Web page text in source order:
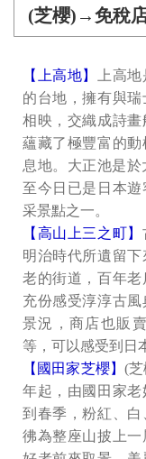
(芝櫻)→免稅
【上高地】
上高
的台地，擁有與
相映，交織成詩畫
蘊藏了極豐富的
息地。大正池是於
至今日已是日本
采景點之一。
【高山上三之町】
明治時代所遺留
老的街道，百年
充份感受淳淳古
景況，商店也販
等，可以感受到日
【國田家芝櫻】(芝
年起，由國田家
到春季，粉紅、
彿為整座山披上